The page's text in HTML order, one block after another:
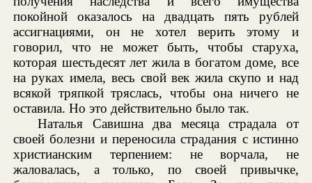
покойной оказалось на двадцать пять рублей
ассигнациями, он не хотел верить этому и
говорил, что не может быть, чтобы старуха,
которая шестьдесят лет жила в богатом доме, все
на руках имела, весь свой век жила скупо и над
всякой тряпкой тряслась, чтобы она ничего не
оставила. Но это действительно было так.
Наталья Савишна два месяца страдала от
своей болезни и переносила страдания с истинно
христианским терпением: не ворчала, не
жаловалась, а только, по своей привычке,